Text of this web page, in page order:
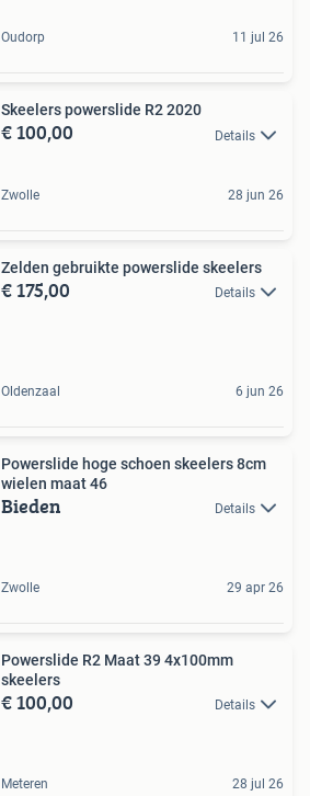
Oudorp 11 jul 26
Skeelers powerslide R2 2020
€ 100,00 Details
Zwolle 28 jun 26
Zelden gebruikte powerslide skeelers
€ 175,00 Details
Oldenzaal 6 jun 26
Powerslide hoge schoen skeelers 8cm
wielen maat 46
Bieden Details
Zwolle 29 apr 26
Powerslide R2 Maat 39 4x100mm
skeelers
€ 100,00 Details
Meteren 28 jul 26